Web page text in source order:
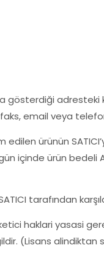
gösterdiği
faks, email veya
edilen ürünün
içinde ürün bedeli
tarafından
haklari yasasi
(Lisans alindiktan